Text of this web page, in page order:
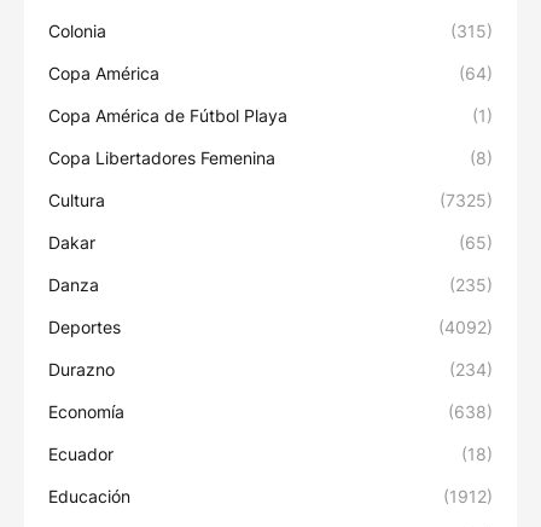
Colonia (315)
Copa América (64)
Copa América de Fútbol Playa (1)
Copa Libertadores Femenina (8)
Cultura (7325)
Dakar (65)
Danza (235)
Deportes (4092)
Durazno (234)
Economía (638)
Ecuador (18)
Educación (1912)